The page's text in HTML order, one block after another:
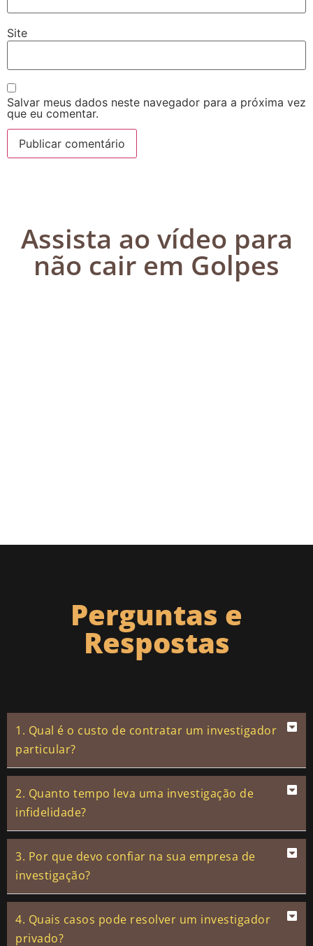
Site
Salvar meus dados neste navegador para a próxima vez
que eu comentar.
Assista ao vídeo para
não cair em Golpes
Perguntas e
Respostas
1. Qual é o custo de contratar um investigador
particular?
2. Quanto tempo leva uma investigação de
infidelidade?
3. Por que devo confiar na sua empresa de
investigação?
4. Quais casos pode resolver um investigador
privado?